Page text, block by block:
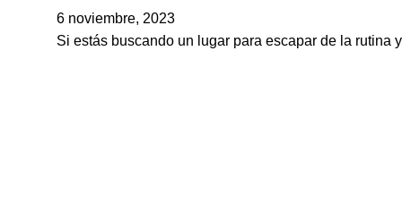
6 noviembre, 2023
Si estás buscando un lugar para escapar de la